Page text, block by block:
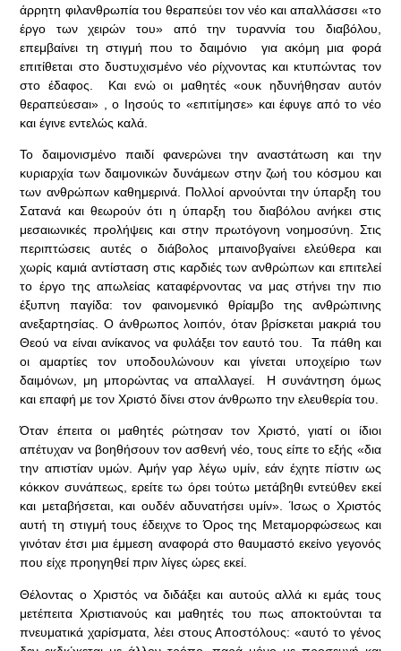
άρρητη φιλανθρωπία του θεραπεύει τον νέο και απαλλάσσει «το
έργο των χειρών του» από την τυραννία του διαβόλου,
επεμβαίνει τη στιγμή που το δαιμόνιο για ακόμη μια φορά
επιτίθεται στο δυστυχισμένο νέο ρίχνοντας και κτυπώντας τον
στο έδαφος. Και ενώ οι μαθητές «ουκ ηδυνήθησαν αυτόν
θεραπεύεσαι» , ο Ιησούς το «επιτίμησε» και έφυγε από το νέο
και έγινε εντελώς καλά.
Το δαιμονισμένο παιδί φανερώνει την αναστάτωση και την
κυριαρχία των δαιμονικών δυνάμεων στην ζωή του κόσμου και
των ανθρώπων καθημερινά. Πολλοί αρνούνται την ύπαρξη του
Σατανά και θεωρούν ότι η ύπαρξη του διαβόλου ανήκει στις
μεσαιωνικές προλήψεις και στην πρωτόγονη νοημοσύνη. Στις
περιπτώσεις αυτές ο διάβολος μπαινοβγαίνει ελεύθερα και
χωρίς καμιά αντίσταση στις καρδιές των ανθρώπων και επιτελεί
το έργο της απωλείας καταφέρνοντας να μας στήνει την πιο
έξυπνη παγίδα: τον φαινομενικό θρίαμβο της ανθρώπινης
ανεξαρτησίας. Ο άνθρωπος λοιπόν, όταν βρίσκεται μακριά του
Θεού να είναι ανίκανος να φυλάξει τον εαυτό του. Τα πάθη και
οι αμαρτίες τον υποδουλώνουν και γίνεται υποχείριο των
δαιμόνων, μη μπορώντας να απαλλαγεί. Η συνάντηση όμως
και επαφή με τον Χριστό δίνει στον άνθρωπο την ελευθερία του.
Όταν έπειτα οι μαθητές ρώτησαν τον Χριστό, γιατί οι ίδιοι
απέτυχαν να βοηθήσουν τον ασθενή νέο, τους είπε το εξής «δια
την απιστίαν υμών. Αμήν γαρ λέγω υμίν, εάν έχητε πίστιν ως
κόκκον συνάπεως, ερείτε τω όρει τούτω μετάβηθι εντεύθεν εκεί
και μεταβήσεται, και ουδέν αδυνατήσει υμίν». Ίσως ο Χριστός
αυτή τη στιγμή τους έδειχνε το Όρος της Μεταμορφώσεως και
γινόταν έτσι μια έμμεση αναφορά στο θαυμαστό εκείνο γεγονός
που είχε προηγηθεί πριν λίγες ώρες εκεί.
Θέλοντας ο Χριστός να διδάξει και αυτούς αλλά κι εμάς τους
μετέπειτα Χριστιανούς και μαθητές του πως αποκτούνται τα
πνευματικά χαρίσματα, λέει στους Αποστόλους: «αυτό το γένος